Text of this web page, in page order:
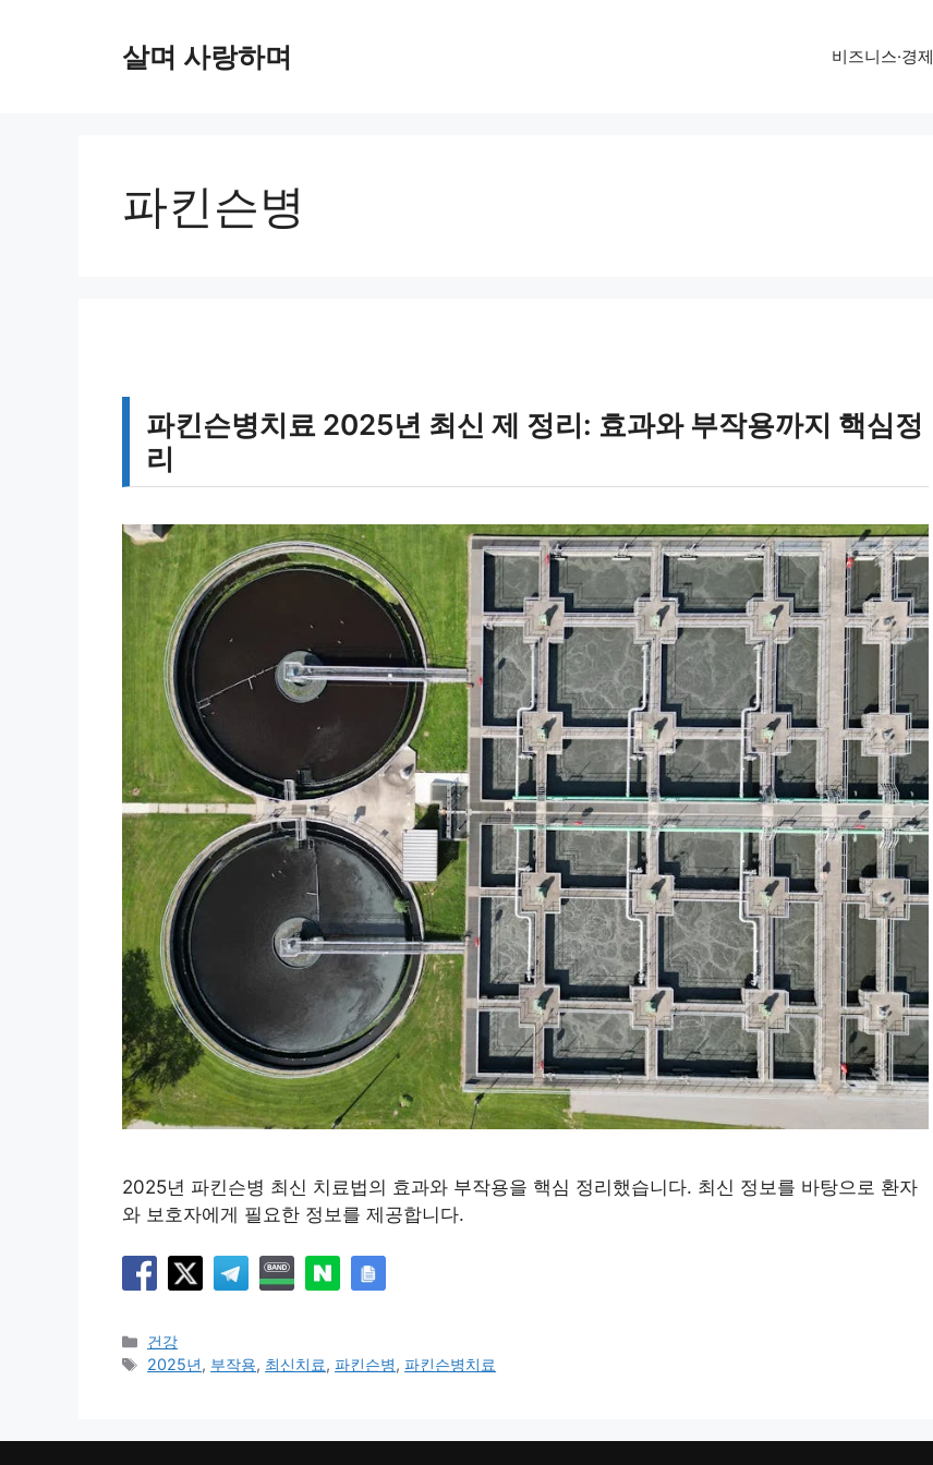
살며 사랑하며 비즈니스·경제
파킨슨병
파킨슨병치료 2025년 최신 제 정리: 효과와 부작용까지 핵심정
리
2025년 파킨슨병 최신 치료법의 효과와 부작용을 핵심 정리했습니다. 최신 정보를 바탕으로 환자
와 보호자에게 필요한 정보를 제공합니다.
카
테
건강
태
2025년, 부작용, 최신치료,파킨슨병,파킨슨병치료